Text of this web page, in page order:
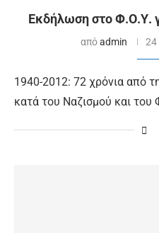
Εκδήλωση στο Φ.Ο.Υ.
απόadmin 24
1940-2012: 72 χρόνια από
κατά του Ναζισμού και του